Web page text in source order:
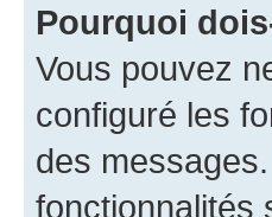
Pourquoi
Vous pouvez
configuré les
des
fonctionnalités